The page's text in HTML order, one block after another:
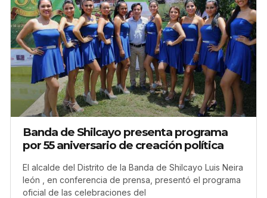
Banda de Shilcayo presenta programa
por 55 aniversario de creación política
El alcalde del Distrito de la Banda de Shilcayo Luis Neira
león , en conferencia de prensa, presentó el programa
oficial de las celebraciones del